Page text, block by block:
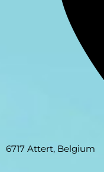
6717 Attert, Belgium